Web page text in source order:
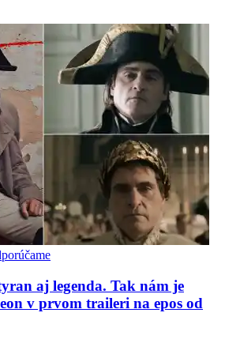
aj legenda. Tak nám je
v prvom traileri na epos od